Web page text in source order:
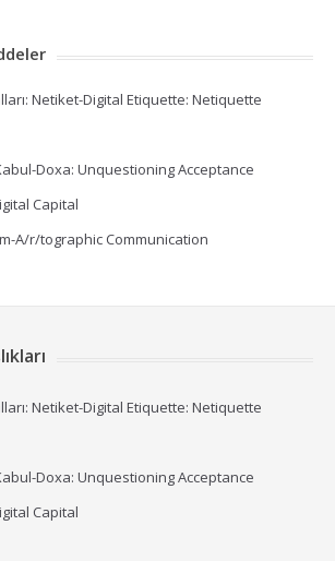
Netiket-Digital Etiquette: Netiquette
Doxa: Unquestioning Acceptance
Capital
A/r/tographic Communication
Netiket-Digital Etiquette: Netiquette
Doxa: Unquestioning Acceptance
Capital